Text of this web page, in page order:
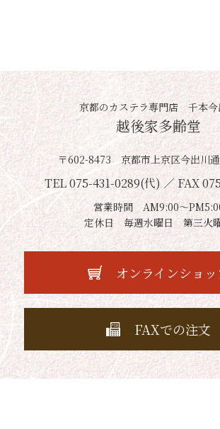
京都のカステラ専門店 千本今
越後家多齢堂
〒602-8473 京都市上京区今出川
TEL 075-431-0289(代) ／ FAX
営業時間 AM9:00～
定休日 毎週水曜日 第三火
オンラインショ
FAXでの注文